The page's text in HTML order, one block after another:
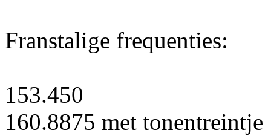
Franstalige frequenties:
153.450
160.8875 met tonentreintje